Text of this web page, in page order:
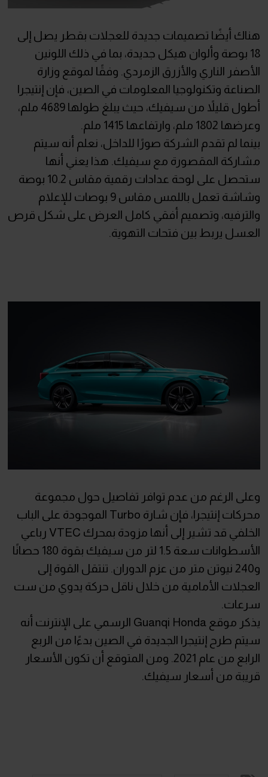
هناك أيضًا تصميمات جديدة للعجلات بقطر يصل إلى
18 بوصة وألوان هيكل جديدة، بما في ذلك اللونين
الأصفر الناري والأزرق الزمردي. وفقًا لموقع وزارة
الصناعة وتكنولوجيا المعلومات في الصين، فإن إنتيجرا
أطول قليلاً من سيفيك، حيث يبلغ طولها 4689 ملم،
وعرضها 1802 ملم، وارتفاعها 1415 ملم.
بينما لم تقدم الشركة صورًا للداخل، نعلم أنه سيتم
مشاركة المقصورة مع سيفيك. هذا يعني أنها
ستحصل على لوحة عدادات رقمية مقاس 10.2 بوصة
وشاشة تعمل باللمس مقاس 9 بوصات للإعلام
والترفيه، وتصميم أفقي كامل العرض على شكل قرص
العسل يربط بين فتحات التهوية.
وعلى الرغم من عدم توافر تفاصيل حول مجموعة
محركات إنتيجرا، فإن شارة Turbo الموجودة على الباب
الخلفي قد تشير إلى أنها مزودة بمحرك VTEC رباعي
الأسطوانات سعة 1.5 لتر من سيفيك بقوة 180 حصانًا
و240 نيوتن متر من عزم الدوران. تنتقل القوة إلى
العجلات الأمامية من خلال ناقل حركة يدوي من ست
سرعات.
يذكر موقع Guanqi Honda الرسمي على الإنترنت أنه
سيتم طرح إنتيجرا الجديدة في الصين بدءًا من الربع
الرابع من عام 2021. ومن المتوقع أن تكون الأسعار
قريبة من أسعار سيفيك.